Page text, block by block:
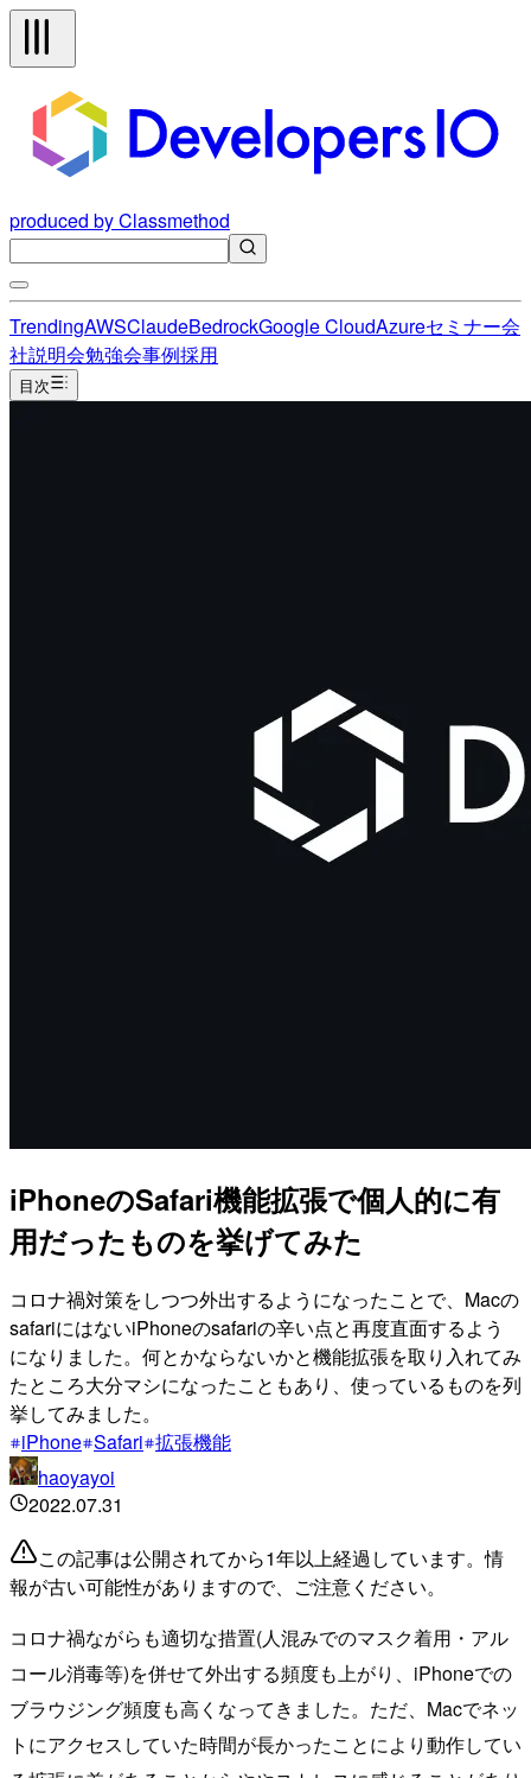
produced by Classmethod
TrendingAWSClaudeBedrockGoogle CloudAzureセミナー会
社説明会勉強会事例採用
目次
iPhoneのSafari機能拡張で個人的に有
用だったものを挙げてみた
コロナ禍対策をしつつ外出するようになったことで、Macの
safariにはないiPhoneのsafariの辛い点と再度直面するよう
になりました。何とかならないかと機能拡張を取り入れてみ
たところ大分マシになったこともあり、使っているものを列
挙してみました。
iPhone Safari 拡張機能
haoyayoi
2022.07.31
この記事は公開されてから1年以上経過しています。情
報が古い可能性がありますので、ご注意ください。
コロナ禍ながらも適切な措置(人混みでのマスク着用・アル
コール消毒等)を併せて外出する頻度も上がり、iPhoneでの
ブラウジング頻度も高くなってきました。ただ、Macでネッ
トにアクセスしていた時間が長かったことにより動作してい